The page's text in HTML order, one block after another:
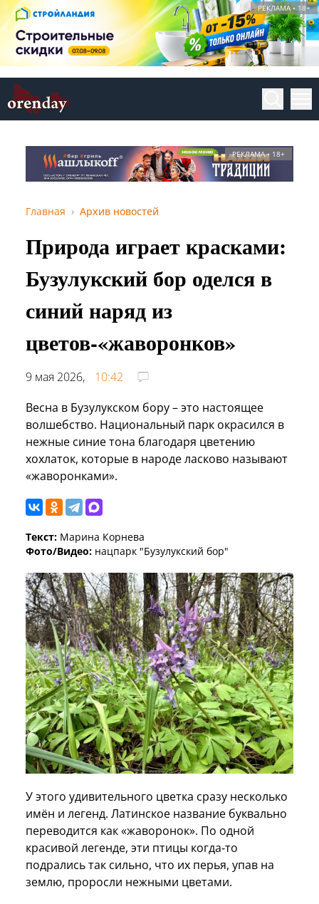
РЕКЛАМА • 18+
РЕКЛАМА • 18+
Главная Архив новостей
Природа играет красками:
Бузулукский бор оделся в
синий наряд из
цветов-«жаворонков»
9 мая 2026,
10:42
Весна в Бузулукском бору – это настоящее
волшебство. Национальный парк окрасился в
нежные синие тона благодаря цветению
хохлаток, которые в народе ласково называют
«жаворонками».
Текст: Марина Корнева
Фото/Видео: нацпарк "Бузулукский бор"
У этого удивительного цветка сразу несколько
имён и легенд. Латинское название буквально
переводится как «жаворонок». По одной
красивой легенде, эти птицы когда‑то
подрались так сильно, что их перья, упав на
землю, проросли нежными цветами.